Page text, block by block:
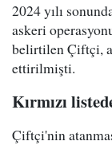
2024 yılı
askeri
belirtilen Çiftçi,
ettirilmişti.
Kırmızı
Çiftçi'nin